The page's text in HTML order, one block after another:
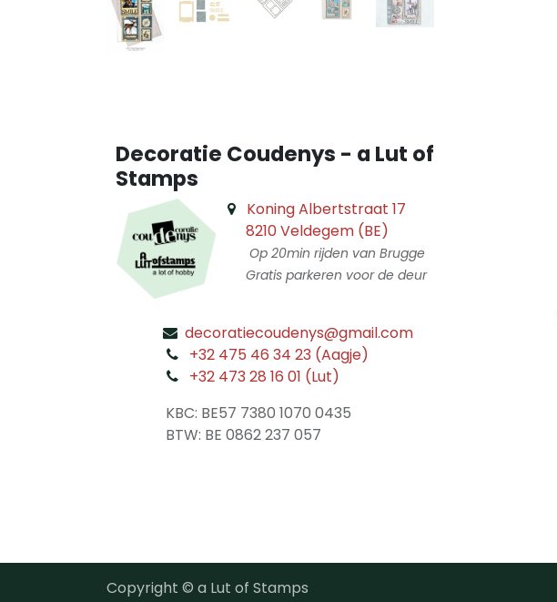
Decoratie Coudenys - a Lut of
Stamps
Koning Albertstraat 17
8210 Veldegem (BE)
Op 20min rijden van Brugge
Gratis parkeren voor de deur
decoratiecoudenys@gmail.com
+32 475 46 34 23 (Aagje)
+32 473 28 16 01 (Lut)
KBC: BE57 7380 1070 0435
​ BTW: BE 0862 237 057
Copyright © a Lut of Stamps